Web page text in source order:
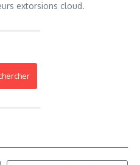
extorsions cloud.